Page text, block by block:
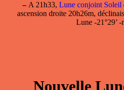
–A 21h33, Lune conjoint Soleil
ascension droite 20h26m,
Lune -21°29’ -
Nouvelle